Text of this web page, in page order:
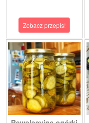
Zobacz przepis!